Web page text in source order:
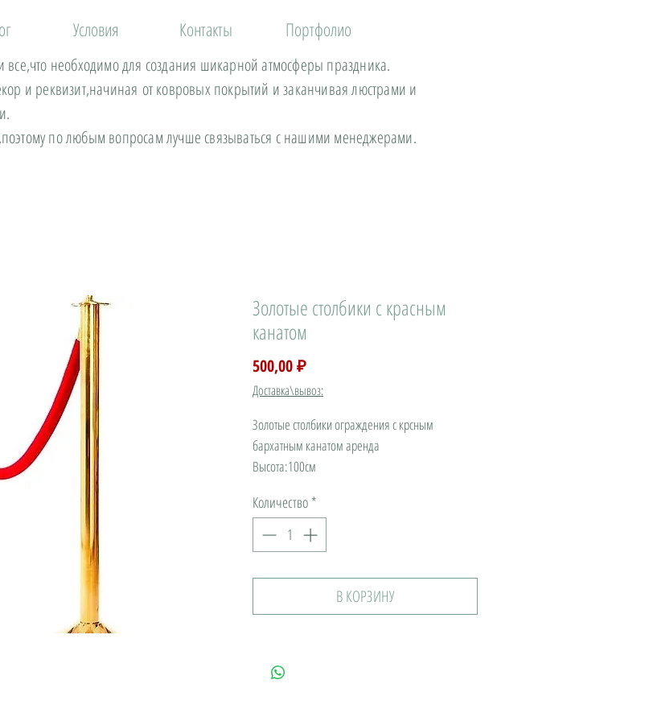
Условия Контакты Портфолио
необходимо для создания шикарной атмосферы праздника.
и реквизит,начиная от ковровых покрытий и заканчивая люстрами и
по любым вопросам лучше связываться с нашими менеджерами.
Золотые столбики с красным
канатом
500,00 ₽Цена
Доставка\вывоз:
Золотые столбики ограждения с крсным
бархатным канатом аренда
Высота:100см
Количество *
В КОРЗИНУ